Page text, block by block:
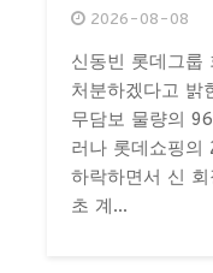
2026-08-08
신동빈 롯데그룹
처분하겠다고 밝
무담보 물량의
러나 롯데쇼핑의
하락하면서 신
초 계...